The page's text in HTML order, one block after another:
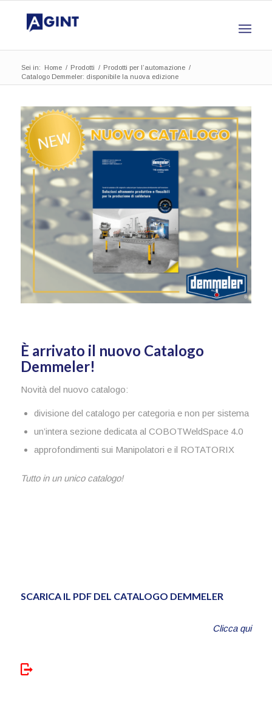
Sei in: Home / Prodotti / Prodotti per l’automazione /
Catalogo Demmeler: disponibile la nuova edizione
È arrivato il nuovo Catalogo
Demmeler!
Novità del nuovo catalogo:
divisione del catalogo per categoria e non per sistema
un’intera sezione dedicata al COBOTWeldSpace 4.0
approfondimenti sui Manipolatori e il ROTATORIX
Tutto in un unico catalogo!
SCARICA IL PDF DEL CATALOGO DEMMELER
Clicca qui